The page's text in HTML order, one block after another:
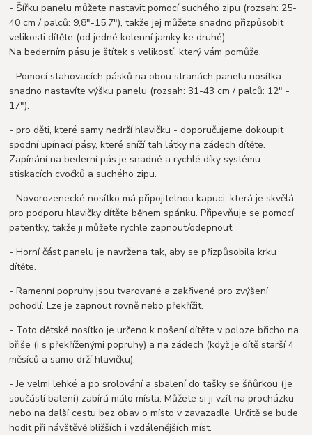
- Šířku panelu můžete nastavit pomocí suchého zipu (rozsah: 25-
40 cm / palců: 9,8"-15,7"), takže jej můžete snadno přizpůsobit
velikosti dítěte (od jedné kolenní jamky ke druhé).
Na bederním pásu je štítek s velikostí, který vám pomůže.
- Pomocí stahovacích pásků na obou stranách panelu nosítka
snadno nastavíte výšku panelu (rozsah: 31-43 cm / palců: 12" -
17").
- pro děti, které samy nedrží hlavičku - doporučujeme dokoupit
spodní upínací pásy, které sníží tah látky na zádech dítěte.
Zapínání na bederní pás je snadné a rychlé díky systému
stiskacích cvočků a suchého zipu.
- Novorozenecké nosítko má připojitelnou kapuci, která je skvělá
pro podporu hlavičky dítěte během spánku. Připevňuje se pomocí
patentky, takže ji můžete rychle zapnout/odepnout.
- Horní část panelu je navržena tak, aby se přizpůsobila krku
dítěte.
- Ramenní popruhy jsou tvarované a zakřivené pro zvýšení
pohodlí. Lze je zapnout rovně nebo překřížit.
- Toto dětské nosítko je určeno k nošení dítěte v poloze břicho na
břiše (i s překříženými popruhy) a na zádech (když je dítě starší 4
měsíců a samo drží hlavičku).
- Je velmi lehké a po srolování a sbalení do tašky se šňůrkou (je
součástí balení) zabírá málo místa. Můžete si ji vzít na procházku
nebo na další cestu bez obav o místo v zavazadle. Určitě se bude
hodit při návštěvě bližších i vzdálenějších míst.